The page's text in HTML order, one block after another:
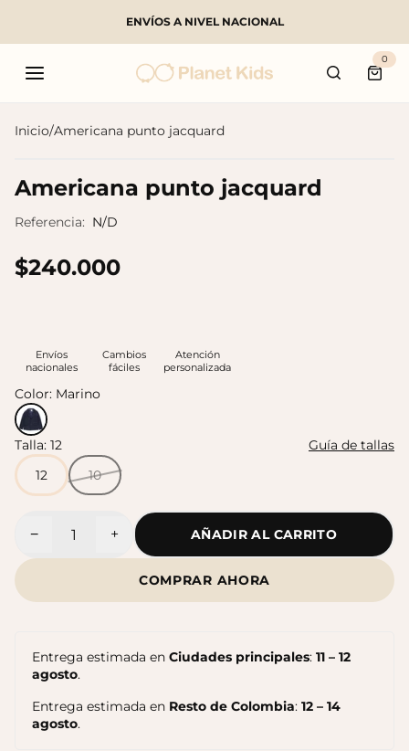
ENVÍOS A NIVEL NACIONAL
0
Inicio/Americana punto jacquard
Americana punto jacquard
Referencia: N/D
$240.000
Envíos
nacionales
Cambios
fáciles
Atención
personalizada
Talla: 12
Guía de tallas
12
10
Color: Marino
Cantidad
− + AÑADIR AL CARRITO
COMPRAR AHORA
Entrega estimada en Ciudades principales: 11 – 12
agosto.
Entrega estimada en Resto de Colombia: 12 – 14
agosto.
Buscar
Productos populares
Sandalias Maui MC
$140.000